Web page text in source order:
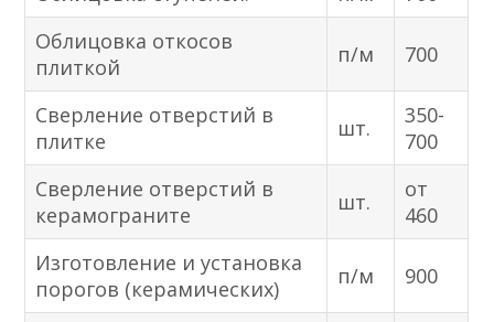
Облицовка откосов
плиткой
п/м 700
Сверление отверстий в
плитке
шт.
350-
700
Сверление отверстий в
керамограните
шт.
от
460
Изготовление и установка
порогов (керамических)
п/м 900